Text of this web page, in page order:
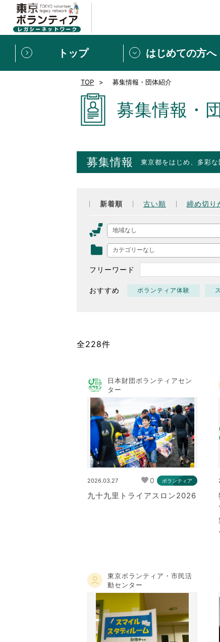
トップ はじめての方へ
新規登録 ボランティ
東京ボランティアレ
VLNポイントとは
募集情報
[個人] 体験談
ボランティアの広場
新着記事一覧
東京2020大会の軌跡
シティキャスト
おもてなし語学ボランテ
TOP 募集情報・団体紹介
募集情報・
募集情報 東京都をはじめ、多彩
新着順 古い順 締め切り
地域なし
カテゴリーなし
フリーワード
おすすめ ボランティア体験
全228件
日本財団ボランティアセン
ター
2026.03.27 0 ボランティア
九十九里トライアスロン2026
東京ボランティア・市民活
動センター